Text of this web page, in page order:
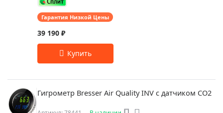
39 190 ₽
Гарантия Низкой Цены
Гигрометр Bresser Air Quality INV с датчиком CO2